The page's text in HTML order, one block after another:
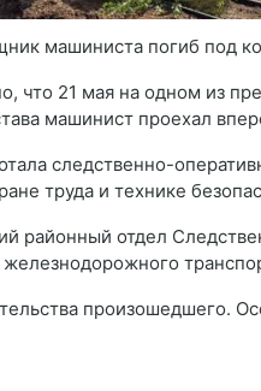
машиниста погиб под
что 21 мая на одном из
машинист проехал
следственно-
труда и технике
районный отдел
произошедшего.